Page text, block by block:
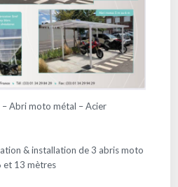
Abri moto métal – Acier
& installation de 3 abris moto
et 13 mètres